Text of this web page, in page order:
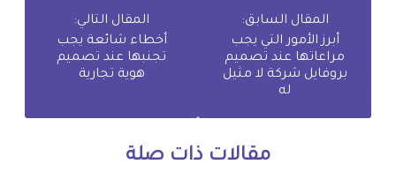
المقال السابق:
أبرز الأمور التي يجب
مراعاتها عند تصميم
بروفايل شركة لا مثيل
له
المقال التالي:
أخطاء شائعة يجب
تجنبها عند تصميم
هوية تجارية
مقالات ذات صلة